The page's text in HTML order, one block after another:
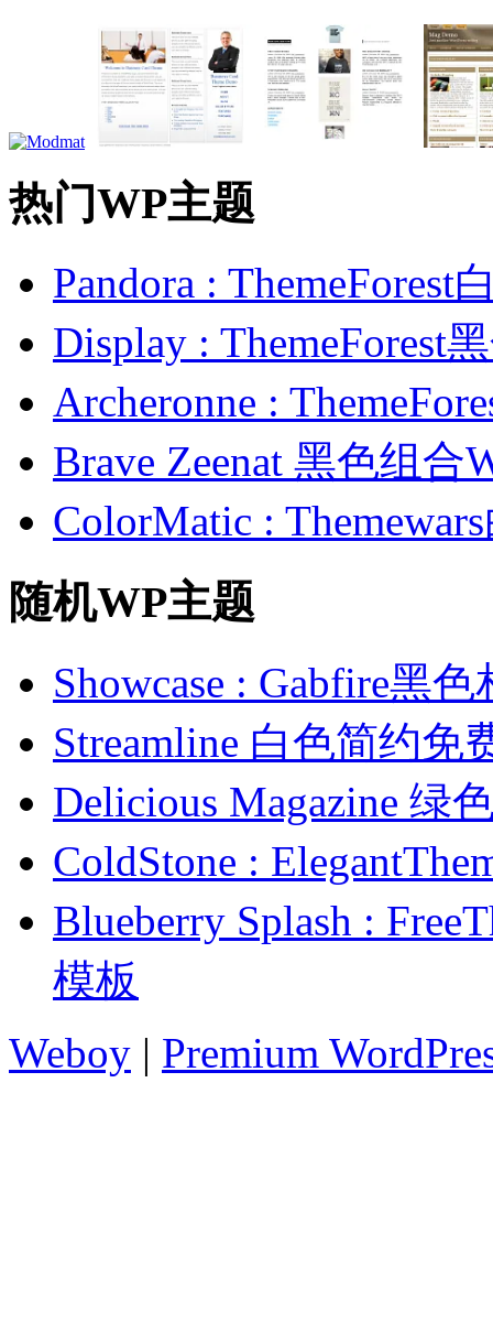
热门WP主题
Pandora : ThemeForest
Display : ThemeForest
Archeronne :
Brave Zeenat 黑色组合
ColorMatic :
随机WP主题
Showcase : Gabfire黑
Streamline 白色简约免
Delicious Magazine 绿
ColdStone :
Blueberry Splash :
模板
Weboy | Premium